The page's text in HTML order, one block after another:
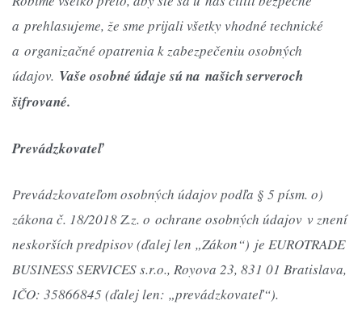
a prehlasujeme, že sme prijali všetky vhodné technické
a organizačné opatrenia k zabezpečeniu osobných
údajov. Vaše osobné údaje sú na našich serveroch
šifrované.
Prevádzkovateľ
Prevádzkovateľom osobných údajov podľa § 5 písm. o)
zákona č. 18/2018 Z.z. o ochrane osobných údajov v znení
neskorších predpisov (ďalej len „Zákon“) je EUROTRADE
BUSINESS SERVICES s.r.o., Royova 23, 831 01 Bratislava,
IČO: 35866845 (ďalej len: „prevádzkovateľ“).